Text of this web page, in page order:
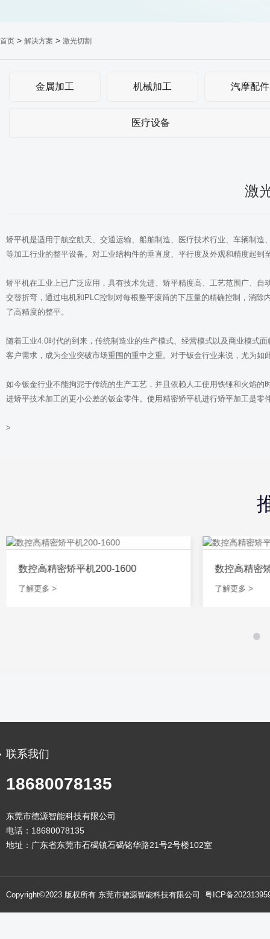
首页 > 解决方案 > 激光切割
金属加工 机械加工 汽摩配件
医疗设备
激
矫平机是适用于航空航天、交通运输、船舶制造、医疗技术行业、车辆制
等加工行业的整平设备。对工业结构件的垂直度、平行度及外观和精度起到
矫平机在工业上已广泛应用，具有技术先进、矫平精度高、工艺范围广、
交替折弯，通过电机和PLC控制对每根整平滚筒的下压量的精确控制，消
了高精度的整平。
随着工业4.0时代的到来，传统制造业的生产模式、经营模式以及商业模式
客户需求，成为企业突破市场重围的重中之重。对于钣金行业来说，尤为如
如今钣金行业不能拘泥于传统的生产工艺，并且依赖人工使用铁锤和火焰
进矫平技术加工的更小公差的钣金零件。使用精密矫平机进行矫平加工是零
>
数控高精密矫平机200-1600
了解更多 >
数控高精密
了解更多 >
联系我们
18680078135
东莞市德源智能科技有限公司
电话：18680078135
地址：广东省东莞市石碣镇石碣铭华路21号2号楼102室
Copyright©2023 版权所有 东莞市德源智能科技有限公司 粤ICP备